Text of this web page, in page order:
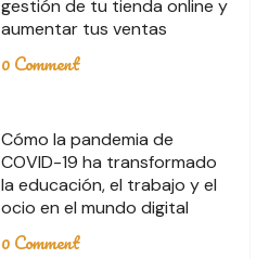
gestión de tu tienda online y
aumentar tus ventas
0 Comment
Cómo la pandemia de
COVID-19 ha transformado
la educación, el trabajo y el
ocio en el mundo digital
0 Comment